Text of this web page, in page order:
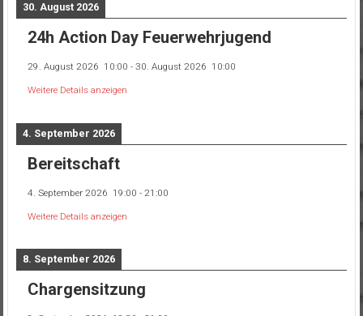
30. August 2026
24h Action Day Feuerwehrjugend
29. August 2026 10:00 - 30. August 2026 10:00
Weitere Details anzeigen
4. September 2026
Bereitschaft
4. September 2026 19:00 - 21:00
Weitere Details anzeigen
8. September 2026
Chargensitzung